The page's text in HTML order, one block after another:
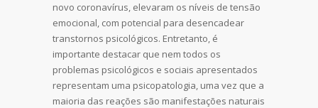
novo coronavírus, elevaram os níveis de tensão
emocional, com potencial para desencadear
transtornos psicológicos. Entretanto, é
importante destacar que nem todos os
problemas psicológicos e sociais apresentados
representam uma psicopatologia, uma vez que a
maioria das reações são manifestações naturais